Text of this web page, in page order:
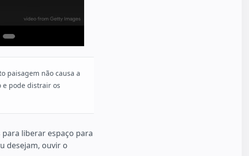
paisagem não causa a
e pode distrair os
liberar espaço para
desejam, ouvir o